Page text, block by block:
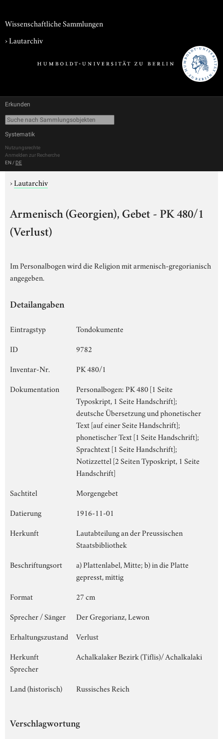
Wissenschaftliche Sammlungen
›Lautarchiv
Erkunden
Systematik
Nutzungsrechte
Anmelden zur Recherche
EN / DE
›Lautarchiv
Armenisch (Georgien), Gebet - PK 480/1
(Verlust)
Im Personalbogen wird die Religion mit armenisch-gregorianisch
angegeben.
Detailangaben
Eintragstyp
Tondokumente
ID
9782
Inventar-Nr.
PK 480/1
Dokumentation
Personalbogen: PK 480 [1 Seite
Typoskript, 1 Seite Handschrift];
deutsche Übersetzung und phonetischer
Text [auf einer Seite Handschrift];
phonetischer Text [1 Seite Handschrift];
Sprachtext [1 Seite Handschrift];
Notizzettel [2 Seiten Typoskript, 1 Seite
Handschrift]
Sachtitel
Morgengebet
Datierung
1916-11-01
Herkunft
Lautabteilung an der Preussischen
Staatsbibliothek
Beschriftungsort
a) Plattenlabel, Mitte; b) in die Platte
gepresst, mittig
Format
27 cm
Sprecher / Sänger
Der Gregorianz, Lewon
Erhaltungszustand
Verlust
Herkunft
Sprecher
Achalkalaker Bezirk (Tiflis)/ Achalkalaki
Land (historisch) Russisches Reich
Verschlagwortung